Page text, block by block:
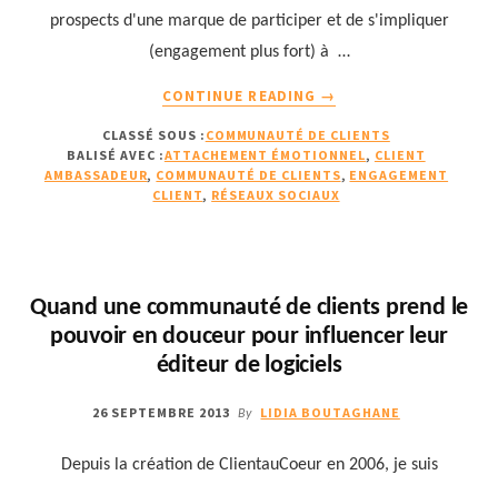
prospects d'une marque de participer et de s'impliquer
(engagement plus fort) à …
CONTINUE READING
CLIENT
(1ÈRE
PARTIE)
→
CLASSÉ SOUS : COMMUNAUTÉ DE CLIENTS
BALISÉ AVEC :ATTACHEMENT ÉMOTIONNEL, CLIENT
AMBASSADEUR, COMMUNAUTÉ DE CLIENTS, ENGAGEMENT
CLIENT, RÉSEAUX SOCIAUX
Quand une communauté de clients prend le
pouvoir en douceur pour influencer leur
éditeur de logiciels
26 SEPTEMBRE 2013 By LIDIA BOUTAGHANE
Depuis la création de ClientauCoeur en 2006, je suis